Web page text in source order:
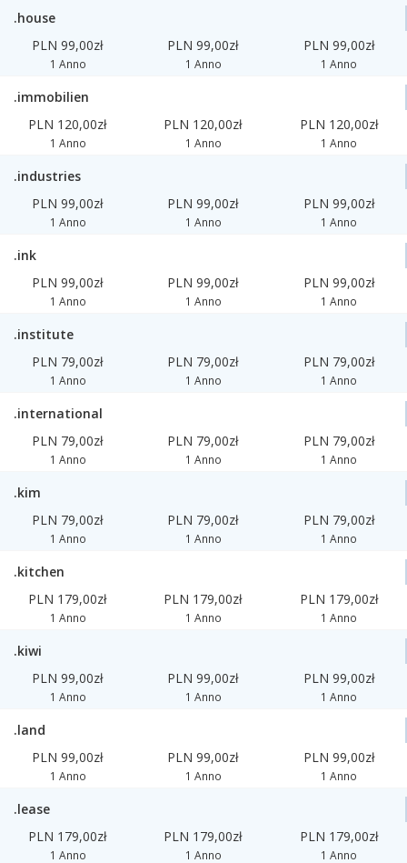
.house
PLN 99,00zł
1 Anno
PLN 99,00zł
1 Anno
PLN 99,00zł
1 Anno
.immobilien
PLN 120,00zł
1 Anno
PLN 120,00zł
1 Anno
PLN 120,00zł
1 Anno
.industries
PLN 99,00zł
1 Anno
PLN 99,00zł
1 Anno
PLN 99,00zł
1 Anno
.ink
PLN 99,00zł
1 Anno
PLN 99,00zł
1 Anno
PLN 99,00zł
1 Anno
.institute
PLN 79,00zł
1 Anno
PLN 79,00zł
1 Anno
PLN 79,00zł
1 Anno
.international
PLN 79,00zł
1 Anno
PLN 79,00zł
1 Anno
PLN 79,00zł
1 Anno
.kim
PLN 79,00zł
1 Anno
PLN 79,00zł
1 Anno
PLN 79,00zł
1 Anno
.kitchen
PLN 179,00zł
1 Anno
PLN 179,00zł
1 Anno
PLN 179,00zł
1 Anno
.kiwi
PLN 99,00zł
1 Anno
PLN 99,00zł
1 Anno
PLN 99,00zł
1 Anno
.land
PLN 99,00zł
1 Anno
PLN 99,00zł
1 Anno
PLN 99,00zł
1 Anno
.lease
PLN 179,00zł
1 Anno
PLN 179,00zł
1 Anno
PLN 179,00zł
1 Anno